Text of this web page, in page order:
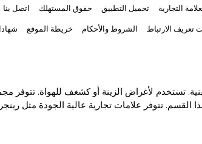
التجارية تحميل التطبيق حقوق المستهلك اتصل بنا
تعريف الارتباط الشروط والأحكام خريطة الموقع
تستخدم لأغراض الزينة أو كشغف للهواة. تتوفر
تتوفر علامات تجارية عالية الجودة مثل